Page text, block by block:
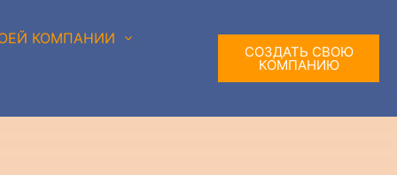
КОМПАНИИ
СОЗДАТЬ СВОЮ
КОМПАНИЮ